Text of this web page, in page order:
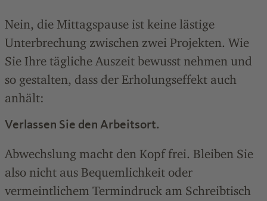
Nein, die Mittagspause ist keine lästige
Unterbrechung zwischen zwei Projekten. Wie
Sie Ihre tägliche Auszeit bewusst nehmen und
so gestalten, dass der Erholungseffekt auch
anhält:
Verlassen Sie den Arbeitsort.
Abwechslung macht den Kopf frei. Bleiben Sie
also nicht aus Bequemlichkeit oder
vermeintlichem Termindruck am Schreibtisch